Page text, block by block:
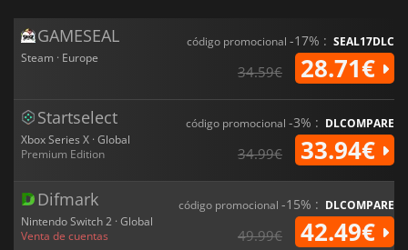
GAMESEAL
Steam · Europe
código promocional -17% : SEAL17DLC
34.59€ 28.71€
Startselect
Xbox Series X · Global
Premium Edition
código promocional -3% : DLCOMPARE
34.99€ 33.94€
Difmark
Nintendo Switch 2 · Global
Venta de cuentas
código promocional -15% : DLCOMPARE
49.99€ 42.49€